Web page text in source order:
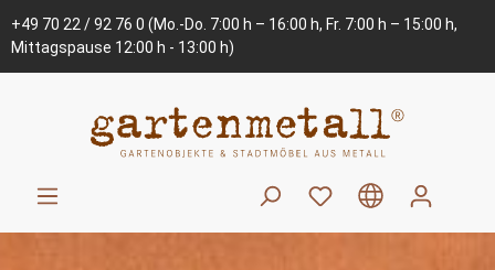
+49 70 22 / 92 76 0 (Mo.-Do. 7:00 h – 16:00 h, Fr. 7:00 h – 15:00 h,
Mittagspause 12:00 h - 13:00 h)